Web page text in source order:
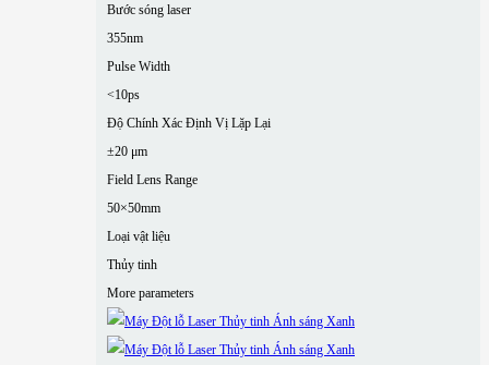
Bước sóng laser
355nm
Pulse Width
<10ps
Độ Chính Xác Định Vị Lặp Lại
±20 μm
Field Lens Range
50×50mm
Loại vật liệu
Thủy tinh
More parameters